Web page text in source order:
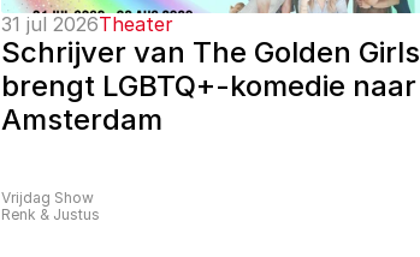
31 jul 2026Theater
Schrijver van The Golden Girls
brengt LGBTQ+-komedie naar
Amsterdam
Vrijdag Show
Renk & Justus